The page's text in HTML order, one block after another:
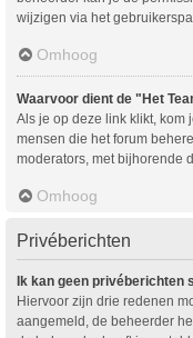
wijzigen via het
Omhoog
Waarvoor dient de "Het
Als je op deze link klikt, kom
mensen die het forum
moderators, met bijhorende
Omhoog
Privéberichten
Ik kan geen privéberichten
Hiervoor zijn drie redenen
aangemeld, de beheerder